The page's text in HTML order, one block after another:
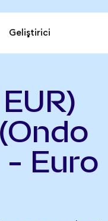
Geliştirici
- Euro